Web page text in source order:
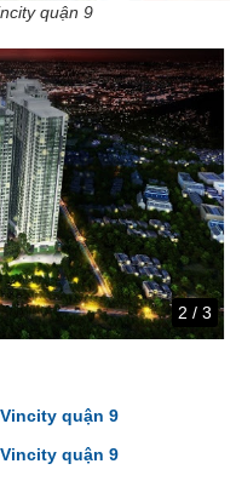
quận 9
2 / 3
Vincity quận 9
Vincity quận 9